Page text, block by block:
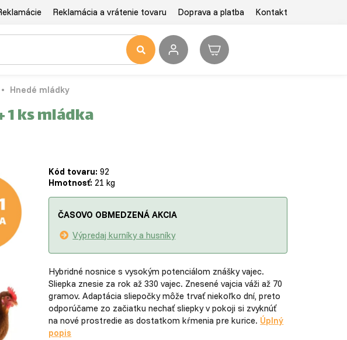
Reklamácia a vrátenie tovaru Doprava a platba Kontakt
Hnedé mládky
1 ks mládka
Kód tovaru: 92
Hmotnosť: 21 kg
ČASOVO OBMEDZENÁ AKCIA
Výpredaj kurníky a husníky
Hybridné nosnice s vysokým potenciálom znášky vajec.
Sliepka znesie za rok až 330 vajec. Znesené vajcia váži až 70
gramov. Adaptácia sliepočky môže trvať niekoľko dní, preto
odporúčame zo začiatku nechať sliepky v pokoji si zvyknúť
na nové prostredie as dostatkom kŕmenia pre kurice. Úplný
popis